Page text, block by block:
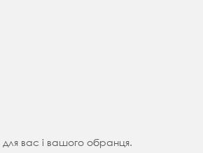
вас і вашого обранця.